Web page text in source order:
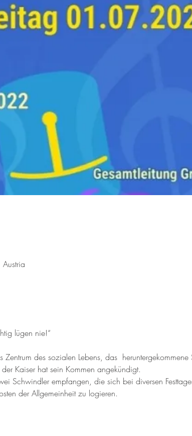
lügen nie!“
des sozialen Lebens, das  heruntergekommene
Kaiser hat sein Kommen angekündigt.
Schwindler empfangen, die sich bei diversen
der Allgemeinheit zu logieren.